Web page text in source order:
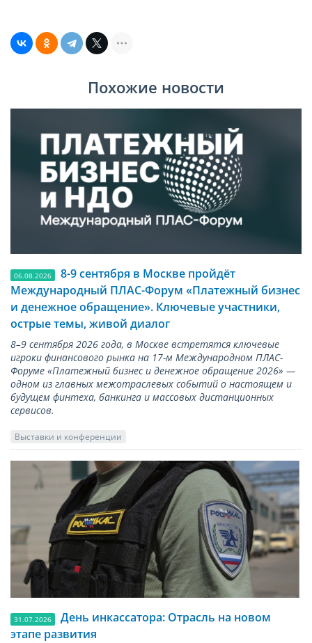
Похожие новости
06.08.2026
8-9 сентября в Москве пройдёт
Международный ПЛАС-Форум «Платежный бизнес
и денежное обращение». Ключевые участники,
острые темы, живой диалог
8–9 сентября 2026 года, в Москве встретятся ключевые
игроки финансового рынка на 17-м Международном ПЛАС-
Форуме «Платежный бизнес и денежное обращение 2026» —
одном из главных межотраслевых событий о настоящем и
будущем финтеха, банкинга и массовых дистанционных
сервисов.
Выставки и конференции
31.07.2026
День инкассатора: Отрасль на новом
этапе развития